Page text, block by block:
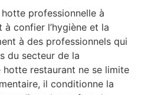
professionnelle à
confier l’hygiène et la
à des professionnels qui
du secteur de la
restaurant ne se limite
il conditionne la